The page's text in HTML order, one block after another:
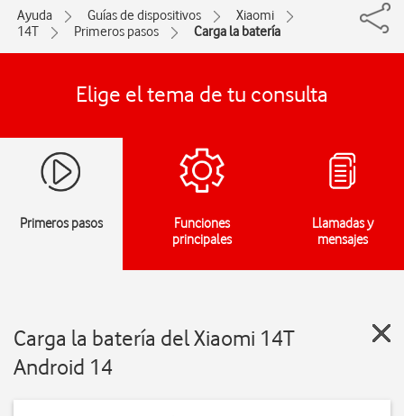
Ayuda Guías de dispositivos
Xiaomi
14T
Primeros pasos Carga la batería
Elige el tema de tu consulta
Primeros pasos
Funciones
principales
Llamadas y
mensajes
Carga la batería del Xiaomi 14T
Android 14